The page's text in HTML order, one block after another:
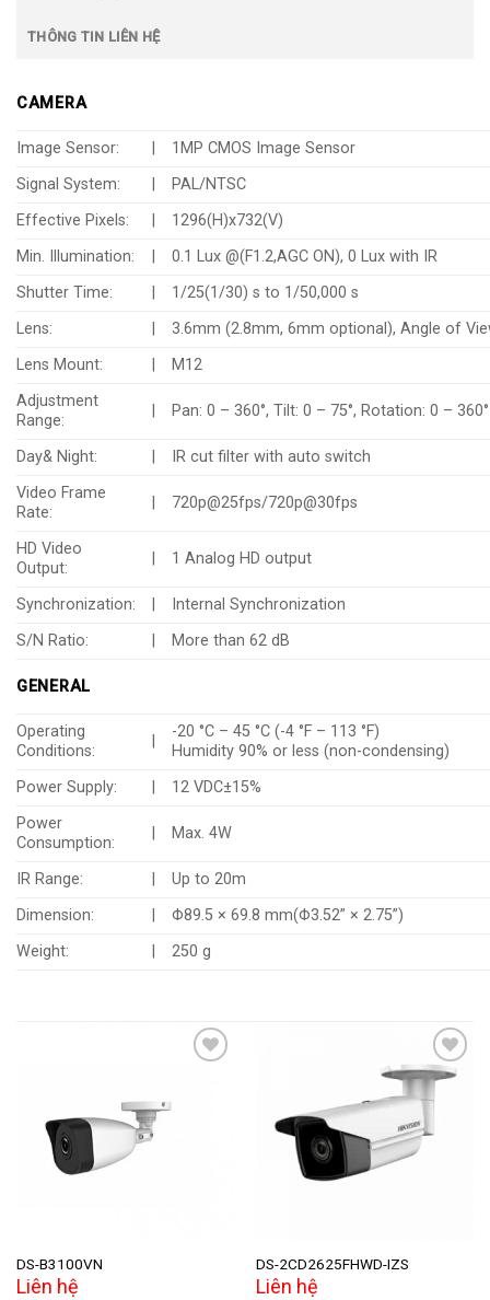
THÔNG TIN LIÊN HỆ
CAMERA
Image Sensor:
1MP CMOS Image Sensor
Signal System:
PAL/NTSC
Effective Pixels:
1296(H)x732(V)
Min. Illumination:
0.1 Lux @(F1.2,AGC ON), 0 Lux with IR
Shutter Time:
1/25(1/30) s to 1/50,000 s
Lens:
3.6mm (2.8mm, 6mm optional), Angle of
Lens Mount:
M12
Adjustment
Range:
Pan: 0 – 360°, Tilt: 0 – 75°, Rotation: 0 – 360°
Day& Night:
IR cut filter with auto switch
Video Frame
Rate:
720p@25fps/720p@30fps
HD Video
Output:
1 Analog HD output
Synchronization:
Internal Synchronization
S/N Ratio:
More than 62 dB
GENERAL
Operating
Conditions:
-20 °C – 45 °C (-4 °F – 113 °F)
Humidity 90% or less (non-condensing)
Power Supply:
12 VDC±15%
Power
Consumption:
Max. 4W
IR Range:
Up to 20m
Dimension:
Φ89.5 × 69.8 mm(Φ3.52” × 2.75”)
Weight:
250 g
DS-B3100VN
Liên hệ
Add to
wishlist
DS-2CD2625FHWD-IZS
Liên hệ